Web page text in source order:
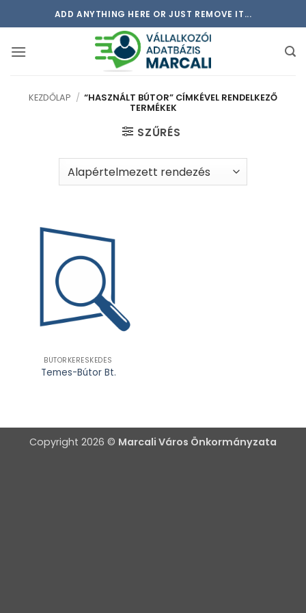
to
ADD ANYTHING HERE OR JUST REMOVE IT...
KEZDŐLAP / “HASZNÁLT BÚTOR” CÍMKÉVEL RENDELKEZŐ
TERMÉKEK
SZŰRÉS
BÚTORKERESKEDÉS
Temes-Bútor Bt.
Copyright 2026 © Marcali Város Önkormányzata